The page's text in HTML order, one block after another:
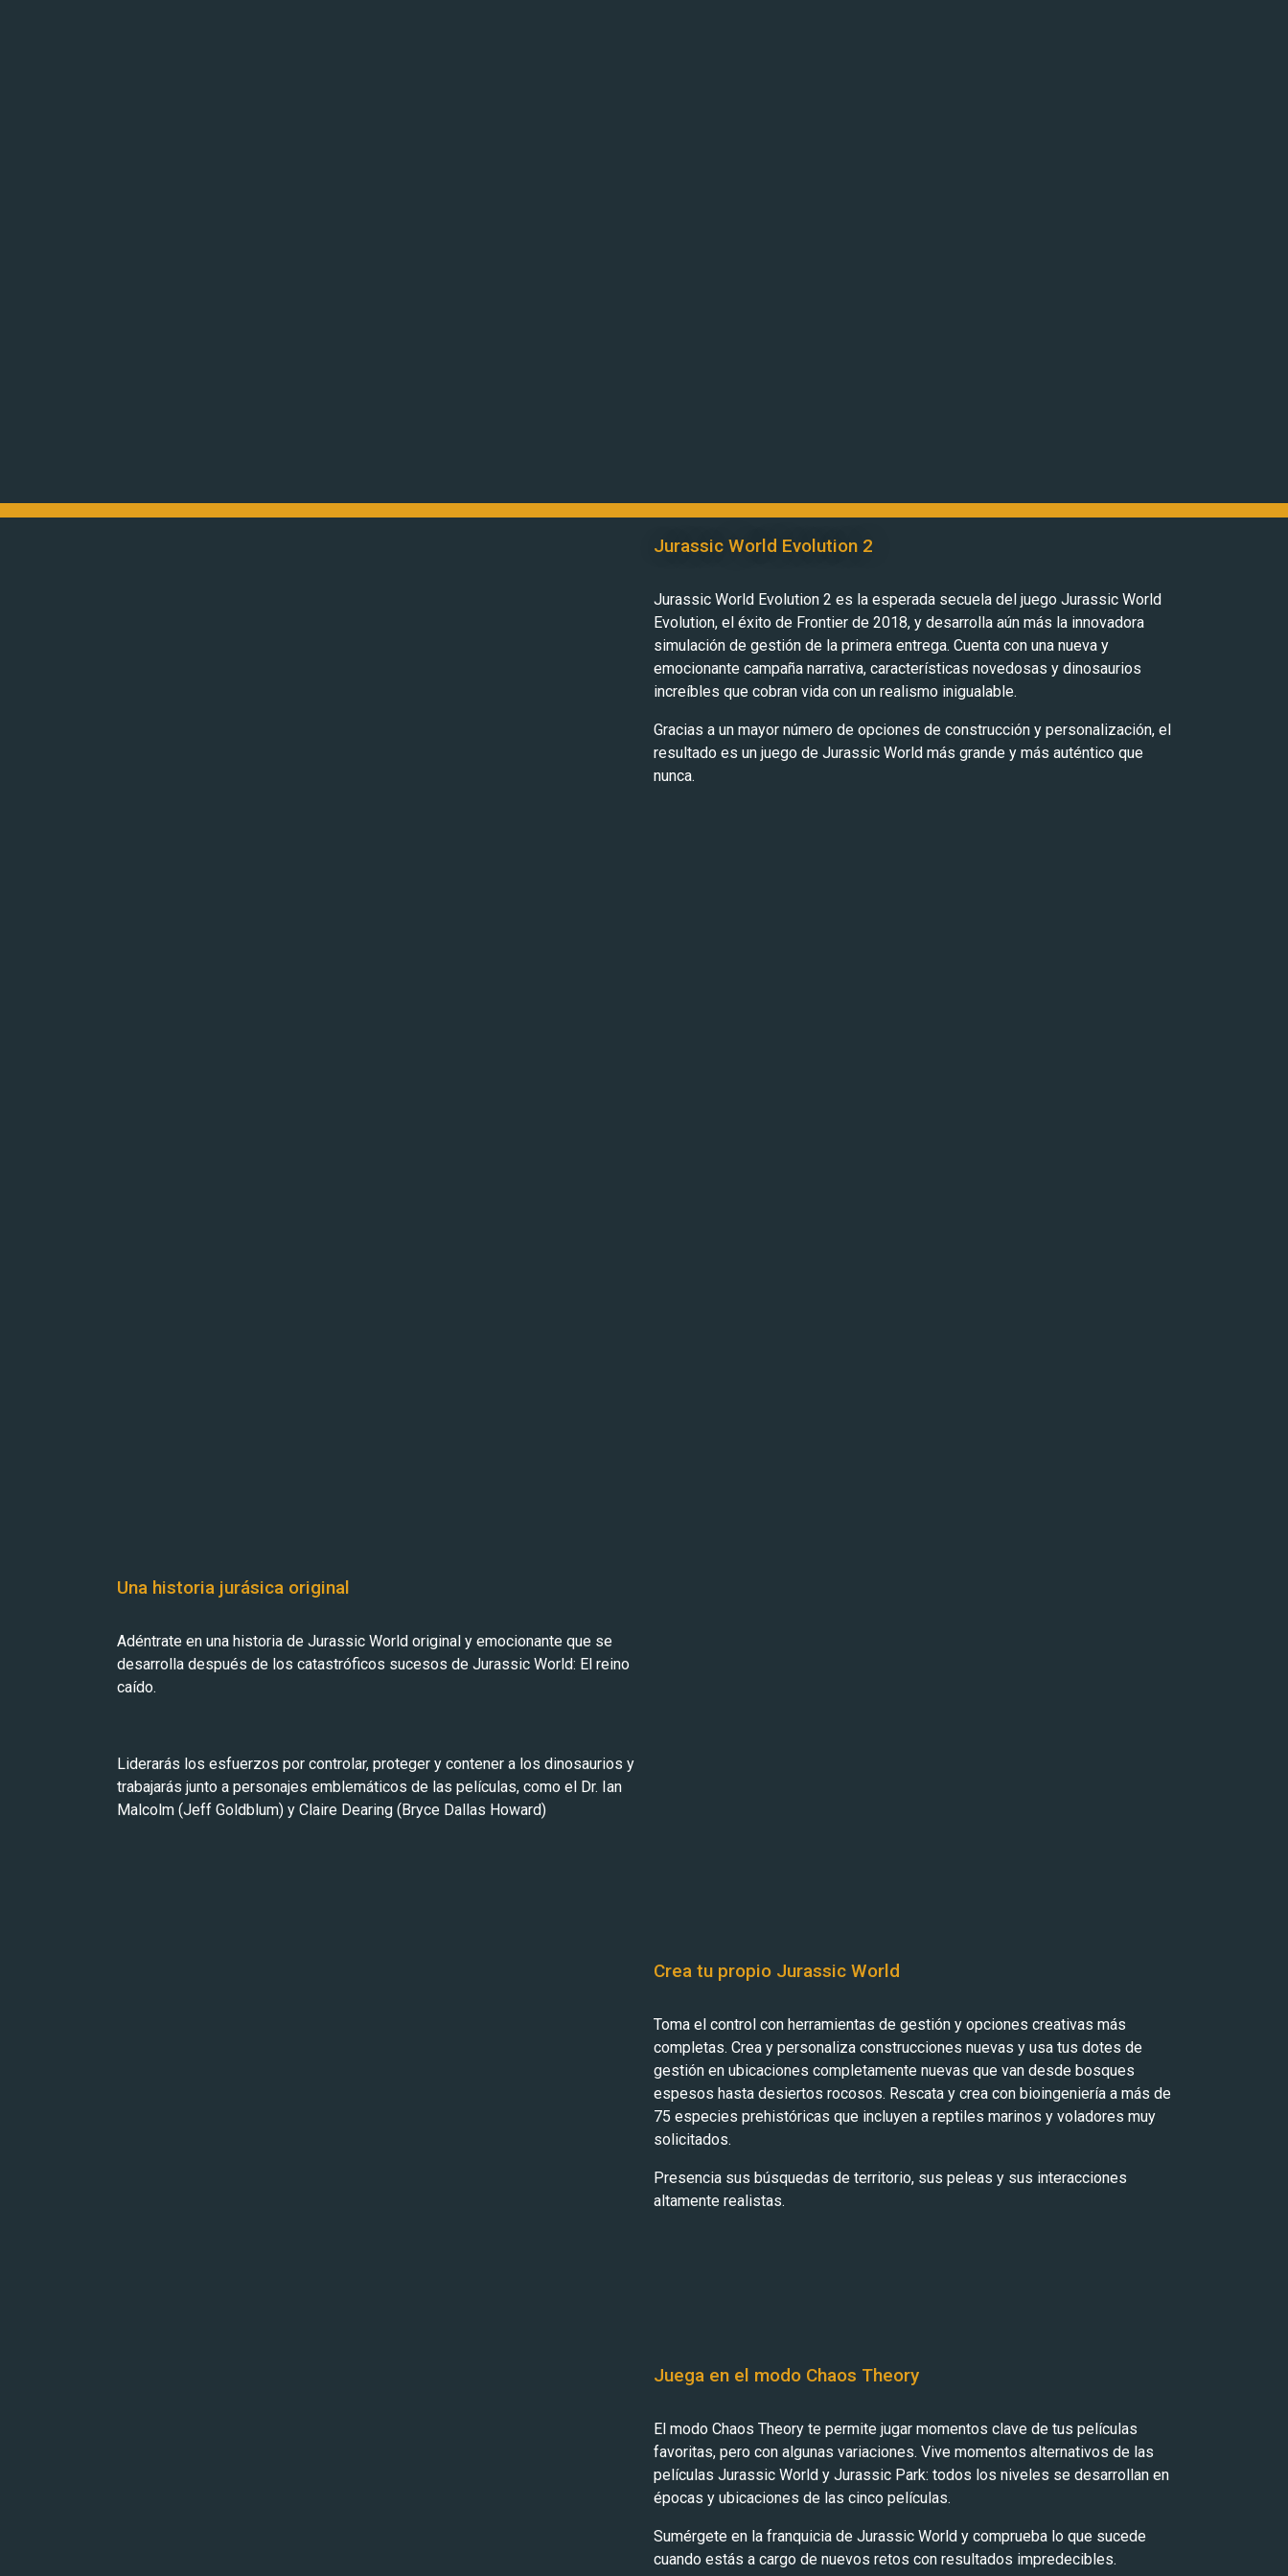
Jurassic World Evolution 2
Jurassic World Evolution 2 es la esperada secuela del juego Jurassic World
Evolution, el éxito de Frontier de 2018, y desarrolla aún más la innovadora
simulación de gestión de la primera entrega. Cuenta con una nueva y
emocionante campaña narrativa, características novedosas y dinosaurios
increíbles que cobran vida con un realismo inigualable.
Gracias a un mayor número de opciones de construcción y personalización, el
resultado es un juego de Jurassic World más grande y más auténtico que
nunca.
Una historia jurásica original
Adéntrate en una historia de Jurassic World original y emocionante que se
desarrolla después de los catastróficos sucesos de Jurassic World: El reino
caído.
Liderarás los esfuerzos por controlar, proteger y contener a los dinosaurios y
trabajarás junto a personajes emblemáticos de las películas, como el Dr. Ian
Malcolm (Jeff Goldblum) y Claire Dearing (Bryce Dallas Howard)
Crea tu propio Jurassic World
Toma el control con herramientas de gestión y opciones creativas más
completas. Crea y personaliza construcciones nuevas y usa tus dotes de
gestión en ubicaciones completamente nuevas que van desde bosques
espesos hasta desiertos rocosos. Rescata y crea con bioingeniería a más de
75 especies prehistóricas que incluyen a reptiles marinos y voladores muy
solicitados.
Presencia sus búsquedas de territorio, sus peleas y sus interacciones
altamente realistas.
Juega en el modo Chaos Theory
El modo Chaos Theory te permite jugar momentos clave de tus películas
favoritas, pero con algunas variaciones. Vive momentos alternativos de las
películas Jurassic World y Jurassic Park: todos los niveles se desarrollan en
épocas y ubicaciones de las cinco películas.
Sumérgete en la franquicia de Jurassic World y comprueba lo que sucede
cuando estás a cargo de nuevos retos con resultados impredecibles.